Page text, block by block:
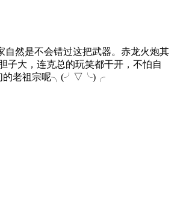
然是不会错过这把武器。赤龙火炮其
子大，连克总的玩笑都干开，不怕自
们的老祖宗呢╮(╯▽╰)╭